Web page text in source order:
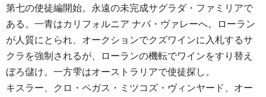
第七の使徒編開始。永遠の未完成サグラダ・ファミリアで
ある。一青はカリフォルニア ナパ・ヴァレーへ。ローラン
が人質にとられ、オークションでクズワインに入札するサ
クラを強制されるが、ローランの機転でワインをすり替え
ぼろ儲け。一方雫はオーストラリアで使徒探し。
キスラー、クロ・ペガス・ミツコズ・ヴィンヤード、オー